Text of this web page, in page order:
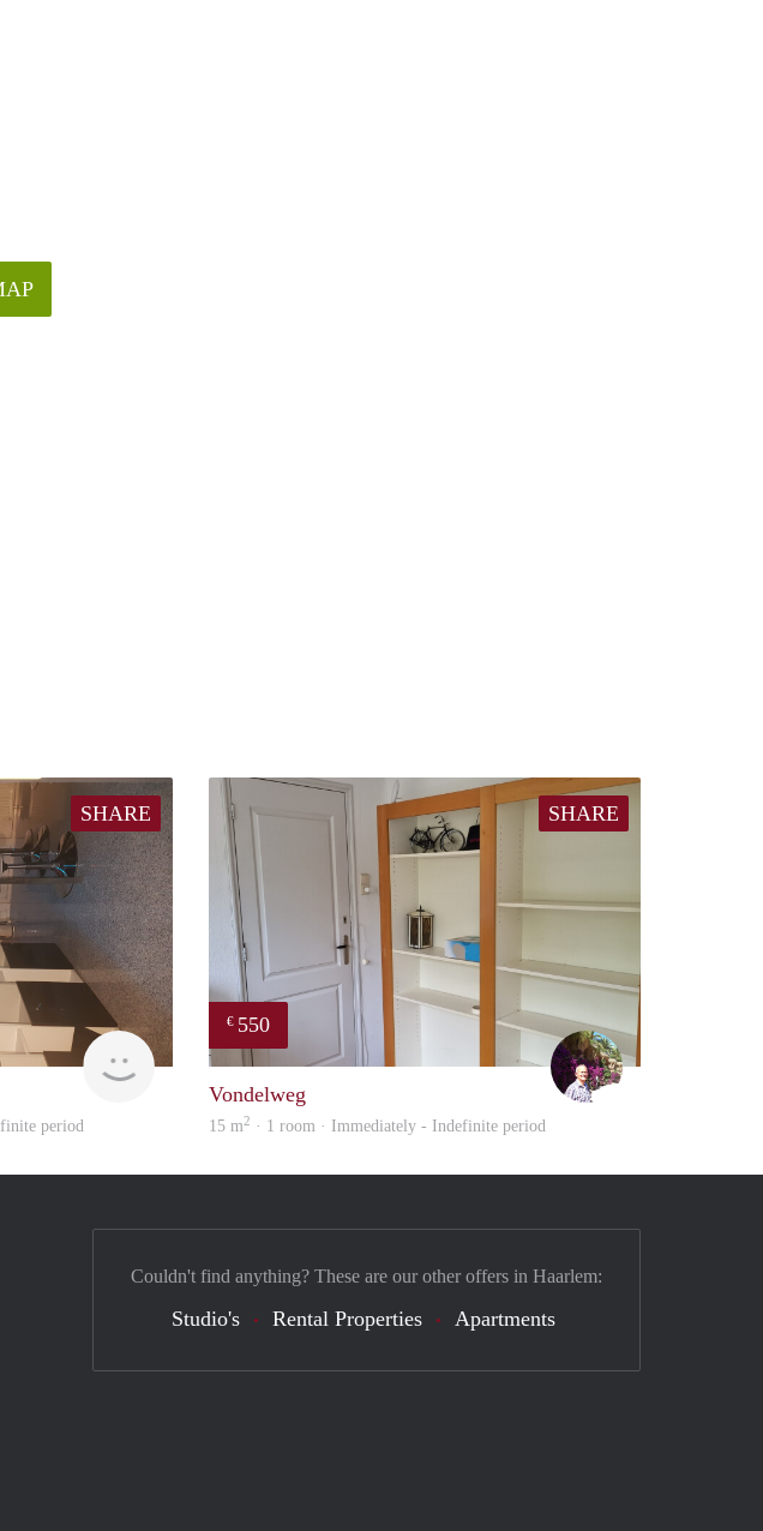
SHARE
Samira
period
SHARE
€ 550
edward
Vondelweg
15 m2 · 1 room · Immediately - Indefinite period
Couldn't find anything? These are our other offers in Haarlem:
Studio's Rental Properties Apartments